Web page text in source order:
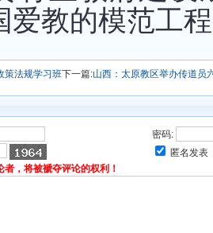
爱教的模范工
策法规学习班下一篇:山西：太原教区举办传道员
密码:
匿名发表
，将被褫夺评论的权利！